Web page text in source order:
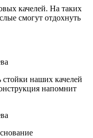
качелей. На таких
смогут отдохнуть
стойки наших качелей
напомнит